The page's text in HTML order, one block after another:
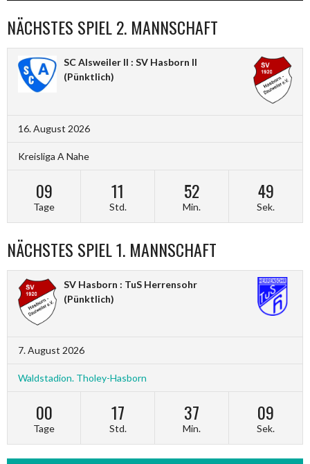
NÄCHSTES SPIEL 2. MANNSCHAFT
SC Alsweiler II : SV Hasborn II
(Pünktlich)
16. August 2026
Kreisliga A Nahe
09
Tage
11
Std.
52
Min.
48
Sek.
NÄCHSTES SPIEL 1. MANNSCHAFT
SV Hasborn : TuS Herrensohr
(Pünktlich)
7. August 2026
Waldstadion. Tholey-Hasborn
00
Tage
17
Std.
37
Min.
08
Sek.